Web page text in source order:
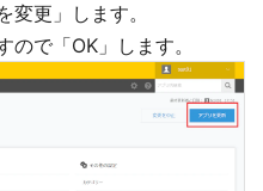
更」します。
で「OK」します。